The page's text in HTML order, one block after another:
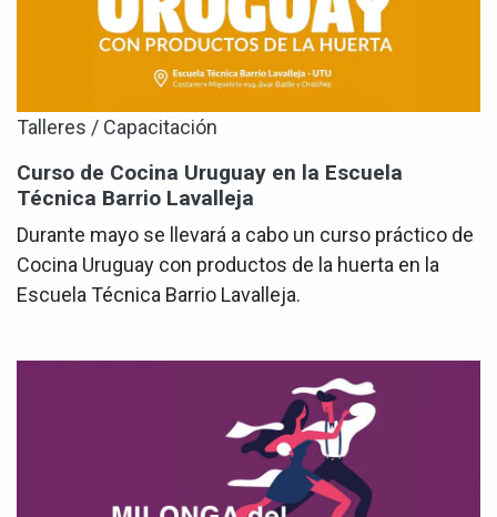
Talleres / Capacitación
Curso de Cocina Uruguay en la Escuela
Técnica Barrio Lavalleja
Durante mayo se llevará a cabo un curso práctico de
Cocina Uruguay con productos de la huerta en la
Escuela Técnica Barrio Lavalleja.